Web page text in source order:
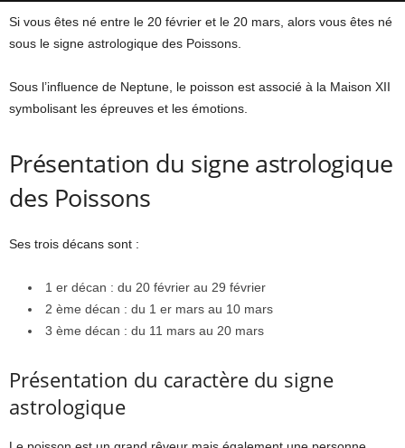
Si vous êtes né entre le 20 février et le 20 mars, alors vous êtes né
sous le signe astrologique des Poissons.
Sous l’influence de Neptune, le poisson est associé à la Maison XII
symbolisant les épreuves et les émotions.
Présentation du signe astrologique
des Poissons
Ses trois décans sont :
1 er décan : du 20 février au 29 février
2 ème décan : du 1 er mars au 10 mars
3 ème décan : du 11 mars au 20 mars
Présentation du caractère du signe
astrologique